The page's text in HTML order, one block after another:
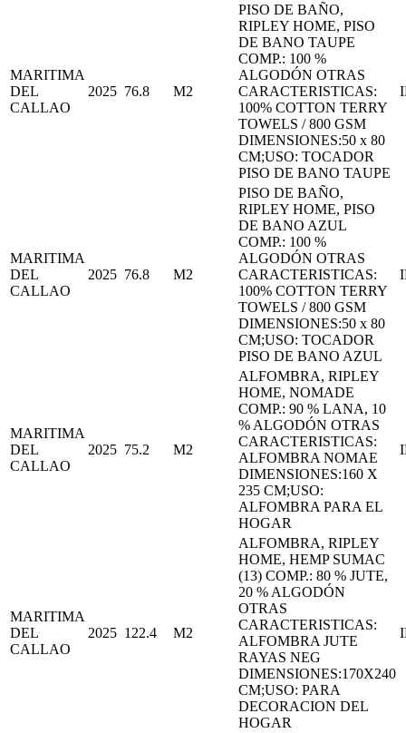
MARITIMA
DEL
CALLAO
2025 76.8 M2
PISO DE BAÑO,
RIPLEY HOME, PISO
DE BANO TAUPE
COMP.: 100 %
ALGODÓN OTRAS
CARACTERISTICAS:
100% COTTON TERRY
TOWELS / 800 GSM
DIMENSIONES:50 x 80
CM;USO: TOCADOR
PISO DE BANO TAUPE
MARITIMA
DEL
CALLAO
2025 76.8 M2
PISO DE BAÑO,
RIPLEY HOME, PISO
DE BANO AZUL
COMP.: 100 %
ALGODÓN OTRAS
CARACTERISTICAS:
100% COTTON TERRY
TOWELS / 800 GSM
DIMENSIONES:50 x 80
CM;USO: TOCADOR
PISO DE BANO AZUL
MARITIMA
DEL
CALLAO
2025 75.2 M2
ALFOMBRA, RIPLEY
HOME, NOMADE
COMP.: 90 % LANA, 10
% ALGODÓN OTRAS
CARACTERISTICAS:
ALFOMBRA NOMAE
DIMENSIONES:160 X
235 CM;USO:
ALFOMBRA PARA EL
HOGAR
MARITIMA
DEL
CALLAO
2025 122.4 M2
ALFOMBRA, RIPLEY
HOME, HEMP SUMAC
(13) COMP.: 80 % JUTE,
20 % ALGODÓN
OTRAS
CARACTERISTICAS:
ALFOMBRA JUTE
RAYAS NEG
DIMENSIONES:170X240
CM;USO: PARA
DECORACION DEL
HOGAR